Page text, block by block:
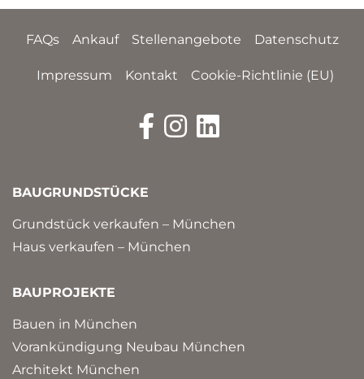
FAQs Ankauf Stellenangebote Datenschutz
Impressum Kontakt Cookie-Richtlinie (EU)
BAUGRUNDSTÜCKE
Grundstück verkaufen – München
Haus verkaufen – München
BAUPROJEKTE
Bauen in München
Vorankündigung Neubau München
Architekt München